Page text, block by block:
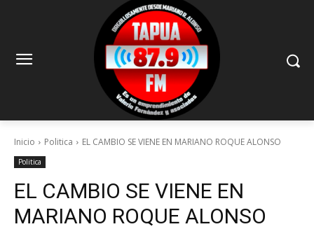
Inicio Politica EL CAMBIO SE VIENE EN MARIANO ROQUE ALONSO
Politica
EL CAMBIO SE VIENE EN
MARIANO ROQUE ALONSO